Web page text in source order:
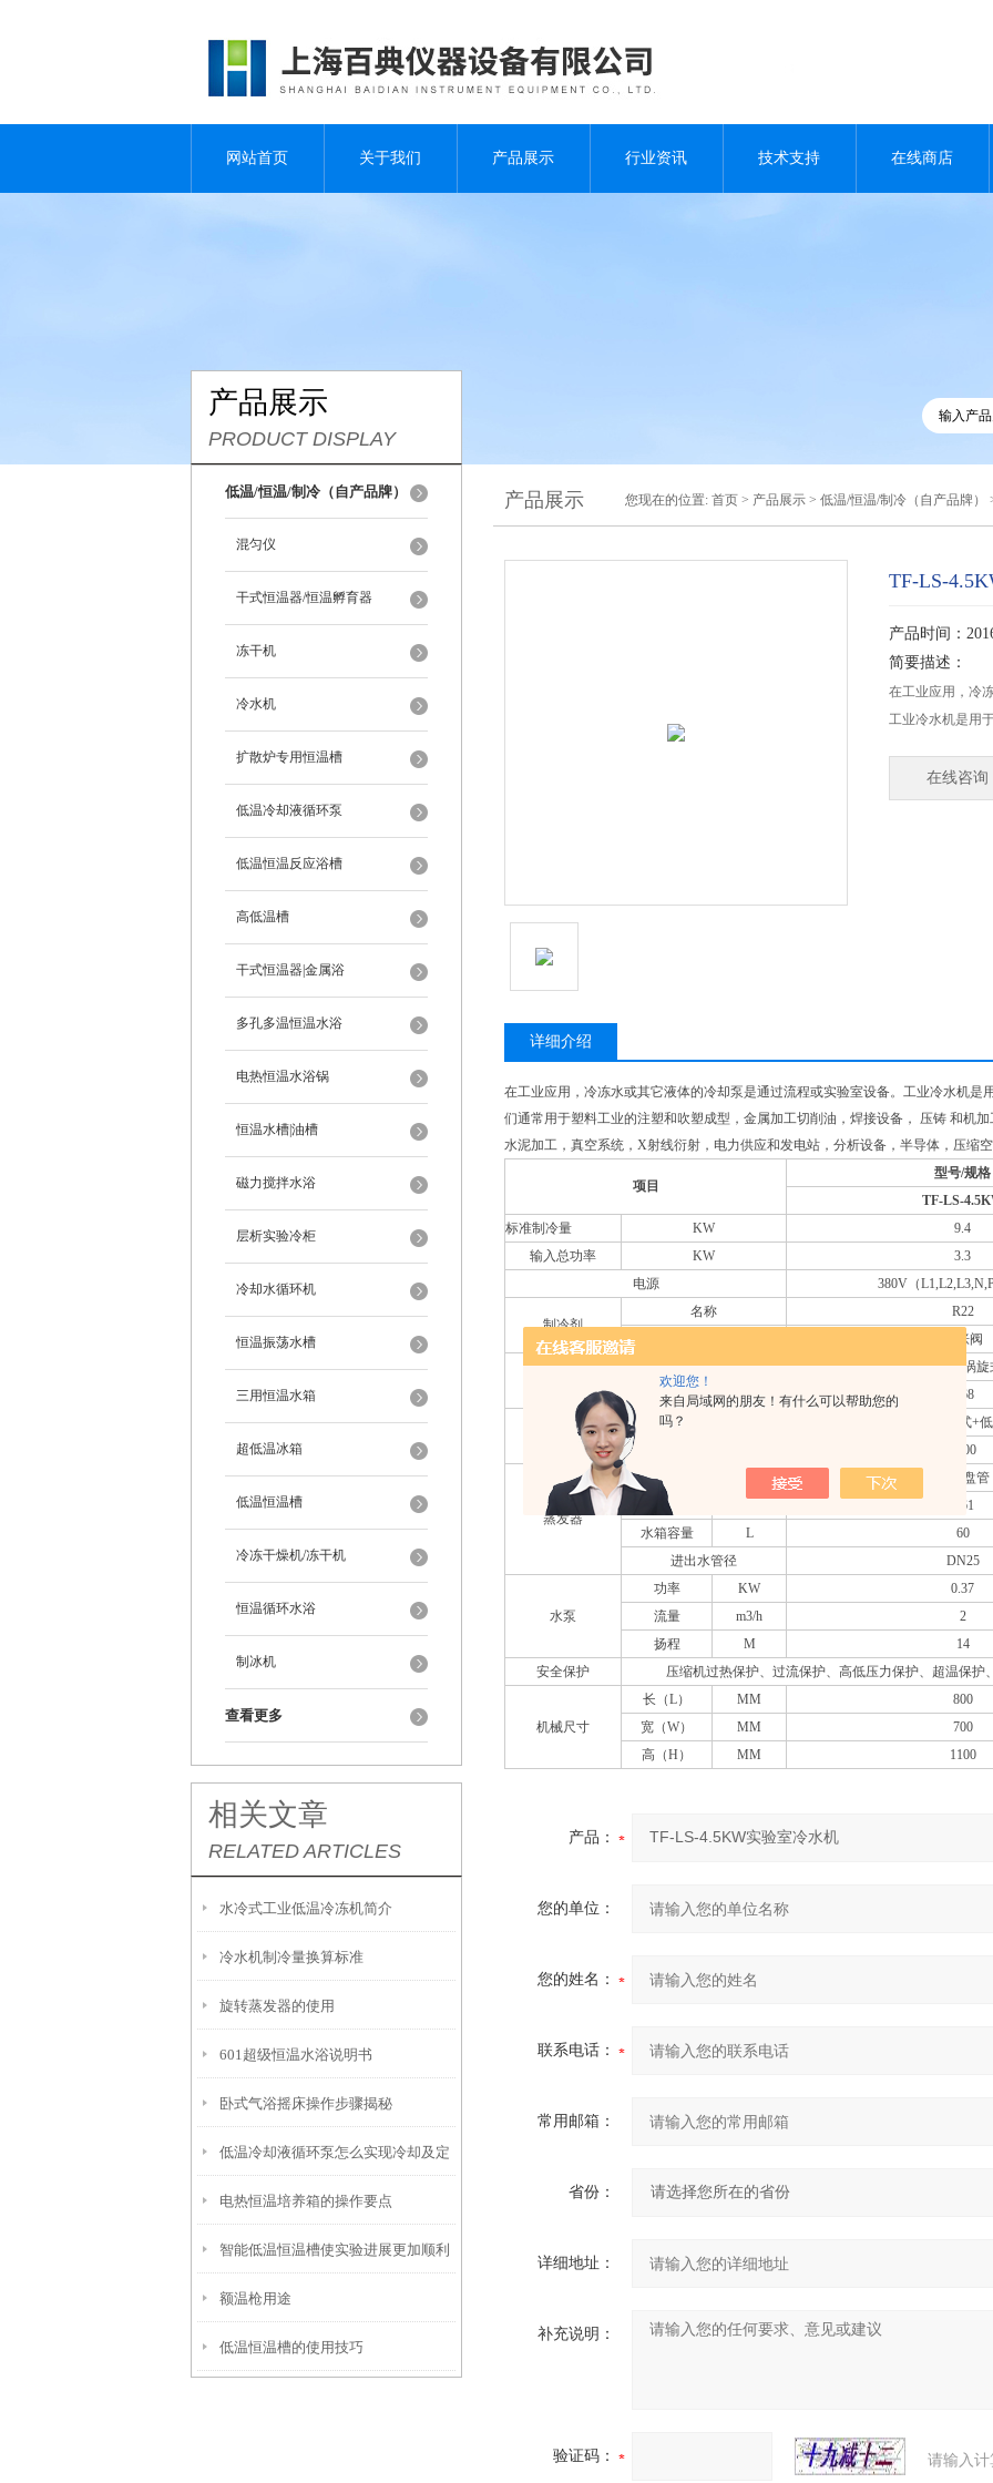
欢迎您！
来自局域网的朋友！有什么可以帮助您的
吗？
网站首页 关于我们 产品展示 行业资讯 技术支持 在线商店
产品展示
PRODUCT DISPLAY
低温/恒温/制冷（自产品牌）
混匀仪
干式恒温器/恒温孵育器
冻干机
冷水机
扩散炉专用恒温槽
低温冷却液循环泵
低温恒温反应浴槽
高低温槽
干式恒温器|金属浴
多孔多温恒温水浴
电热恒温水浴锅
恒温水槽|油槽
磁力搅拌水浴
层析实验冷柜
冷却水循环机
恒温振荡水槽
三用恒温水箱
超低温冰箱
低温恒温槽
冷冻干燥机/冻干机
恒温循环水浴
制冰机
查看更多
相关文章
RELATED ARTICLES
水冷式工业低温冷冻机简介
冷水机制冷量换算标准
旋转蒸发器的使用
601超级恒温水浴说明书
卧式气浴摇床操作步骤揭秘
低温冷却液循环泵怎么实现冷却及定
期维护
电热恒温培养箱的操作要点
智能低温恒温槽使实验进展更加顺利
额温枪用途
低温恒温槽的使用技巧
产品展示 您现在的位置: 首页 > 产品展示 > 低温/恒温/制冷（自产品牌）
TF-LS-
产品时间：
简要描述：
在工业应用，冷
工业冷水机是用
在线咨询
详细介绍
在工业应用，冷冻水或其它液体的冷却泵是通过流程或实验室设备。工业冷水机是
们通常用于塑料工业的注塑和吹塑成型，金属加工切削油，焊接设备， 压铸 和机
水泥加工，真空系统，X射线衍射，电力供应和发电站，分析设备，半导体，压缩空
项目
型号/规格
TF-LS-
标准制冷量
KW
9.4
输入总功率
KW
3.3
电源
380V（
制冷剂
名称
R22
膨胀阀
类型
全封闭涡旋
功率
KW 2.68
冷凝器
高效紫铜管套铝翅片式+
3000
蒸发器
水箱盘管
冷冻水量
1.61
水箱容量
L
60
进出水管径
DN25
水泵
功率 KW
0.37
流量
m3/h
2
扬程
M
14
安全保护
压缩机过热保护、过流保护、高低压力保护、超温保护
机械尺寸
长（L） MM
800
宽（W）
MM
700
高（H）
MM 1100
产品：
您的单位：
您的姓名：
联系电话：
常用邮箱：
省份：
详细地址：
补充说明：
验证码： 请输入